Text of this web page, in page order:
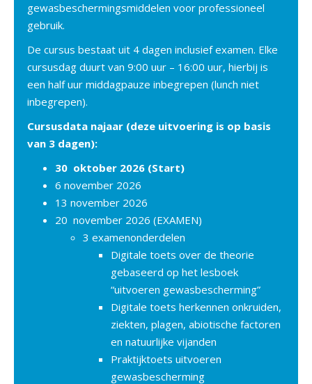
gewasbeschermingsmiddelen voor professioneel
gebruik.
De cursus bestaat uit 4 dagen inclusief examen. Elke
cursusdag duurt van 9:00 uur – 16:00 uur, hierbij is
een half uur middagpauze inbegrepen (lunch niet
inbegrepen).
Cursusdata najaar (deze uitvoering is op basis
van 3 dagen):
30 oktober 2026 (Start)
6 november 2026
13 november 2026
20 november 2026 (EXAMEN)
3 examenonderdelen
Digitale toets over de theorie
gebaseerd op het lesboek
“uitvoeren gewasbescherming”
Digitale toets herkennen onkruiden,
ziekten, plagen, abiotische factoren
en natuurlijke vijanden
Praktijktoets uitvoeren
gewasbescherming